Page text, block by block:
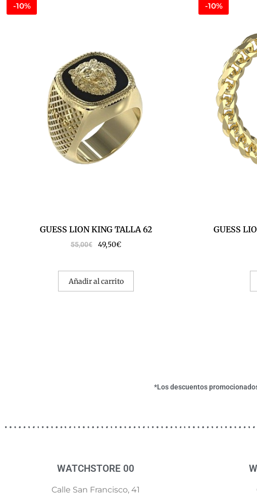
-10%
GUESS LION KING TALLA 62
55,00€ 49,50€
Añadir al carrito
-10%
GUESS
*Los descuentos
WATCHSTORE 00
Calle San Francisco, 41